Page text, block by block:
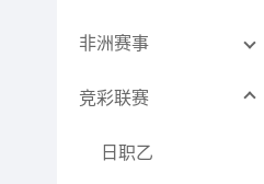
非洲赛事
竞彩联赛
日职乙